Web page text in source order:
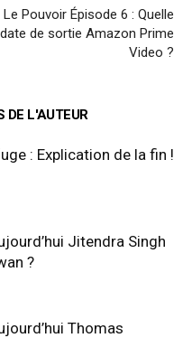
Le Pouvoir Épisode 6 : Quelle
date de sortie Amazon Prime
Video ?
DE L'AUTEUR
: Explication de la fin !
Jitendra Singh
?
Thomas